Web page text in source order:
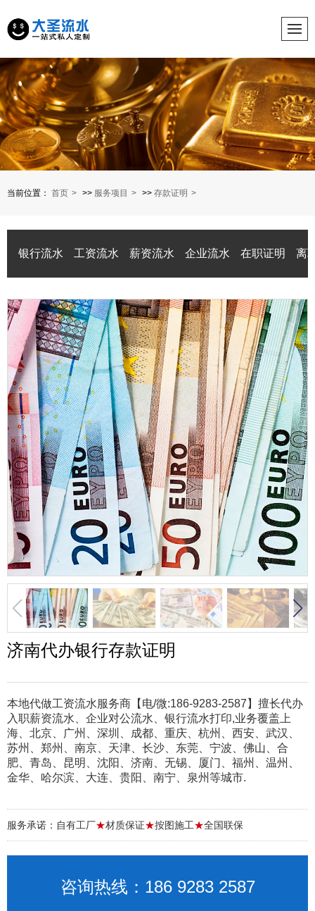
当前位置： 首页 >> 服务项目 >> 存款证明
银行流水 工资流水 薪资流水 企业流水 在职证明 离
济南代办银行存款证明
本地代做工资流水服务商【电/微:186-9283-2587】擅长代办
入职薪资流水、企业对公流水、银行流水打印,业务覆盖上
海、北京、广州、深圳、成都、重庆、杭州、西安、武汉、
苏州、郑州、南京、天津、长沙、东莞、宁波、佛山、合
肥、青岛、昆明、沈阳、济南、无锡、厦门、福州、温州、
金华、哈尔滨、大连、贵阳、南宁、泉州等城市.
服务承诺：自有工厂★材质保证★按图施工★全国联保
咨询热线：186 9283 2587